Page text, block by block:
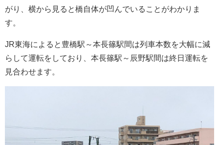
がり、横から見ると橋自体が凹んでいることがわかりま
す。
JR東海によると豊橋駅～本長篠駅間は列車本数を大幅に減
らして運転をしており、本長篠駅～辰野駅間は終日運転を
見合わせます。